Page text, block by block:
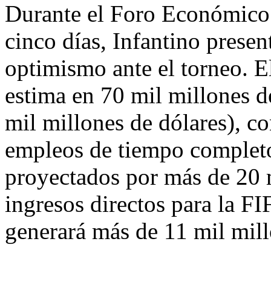
Durante el Foro
cinco días, Infantino
optimismo ante el torneo.
estima en 70 mil millones
mil millones de dólares),
empleos de tiempo
proyectados por más de
ingresos directos para la
generará más de 11 mil